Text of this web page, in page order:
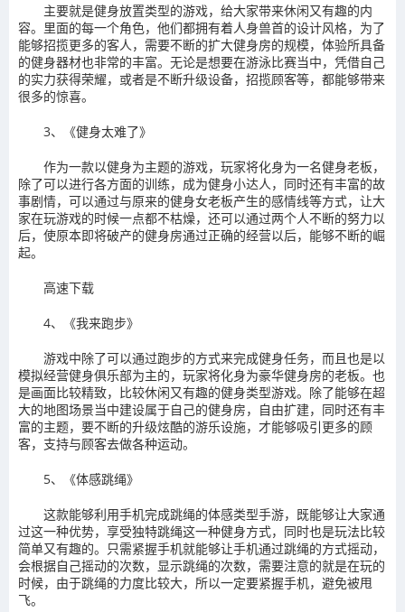
主要就是健身放置类型的游戏，给大家带来休闲又有趣的内
容。里面的每一个角色，他们都拥有着人身兽首的设计风格，为了
能够招揽更多的客人，需要不断的扩大健身房的规模，体验所具备
的健身器材也非常的丰富。无论是想要在游泳比赛当中，凭借自己
的实力获得荣耀，或者是不断升级设备，招揽顾客等，都能够带来
很多的惊喜。
3、《健身太难了》
作为一款以健身为主题的游戏，玩家将化身为一名健身老板，
除了可以进行各方面的训练，成为健身小达人，同时还有丰富的故
事剧情，可以通过与原来的健身女老板产生的感情线等方式，让大
家在玩游戏的时候一点都不枯燥，还可以通过两个人不断的努力以
后，使原本即将破产的健身房通过正确的经营以后，能够不断的崛
起。
高速下载
4、《我来跑步》
游戏中除了可以通过跑步的方式来完成健身任务，而且也是以
模拟经营健身俱乐部为主的，玩家将化身为豪华健身房的老板。也
是画面比较精致，比较休闲又有趣的健身类型游戏。除了能够在超
大的地图场景当中建设属于自己的健身房，自由扩建，同时还有丰
富的主题，要不断的升级炫酷的游乐设施，才能够吸引更多的顾
客，支持与顾客去做各种运动。
5、《体感跳绳》
这款能够利用手机完成跳绳的体感类型手游，既能够让大家通
过这一种优势，享受独特跳绳这一种健身方式，同时也是玩法比较
简单又有趣的。只需紧握手机就能够让手机通过跳绳的方式摇动，
会根据自己摇动的次数，显示跳绳的次数，需要注意的就是在玩的
时候，由于跳绳的力度比较大，所以一定要紧握手机，避免被甩
飞。